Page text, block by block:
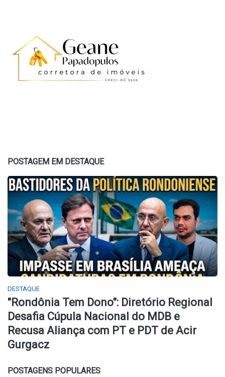
POSTAGEM EM DESTAQUE
DESTAQUE
​"Rondônia Tem Dono": Diretório Regional
Desafia Cúpula Nacional do MDB e
Recusa Aliança com PT e PDT de Acir
Gurgacz
POSTAGENS POPULARES